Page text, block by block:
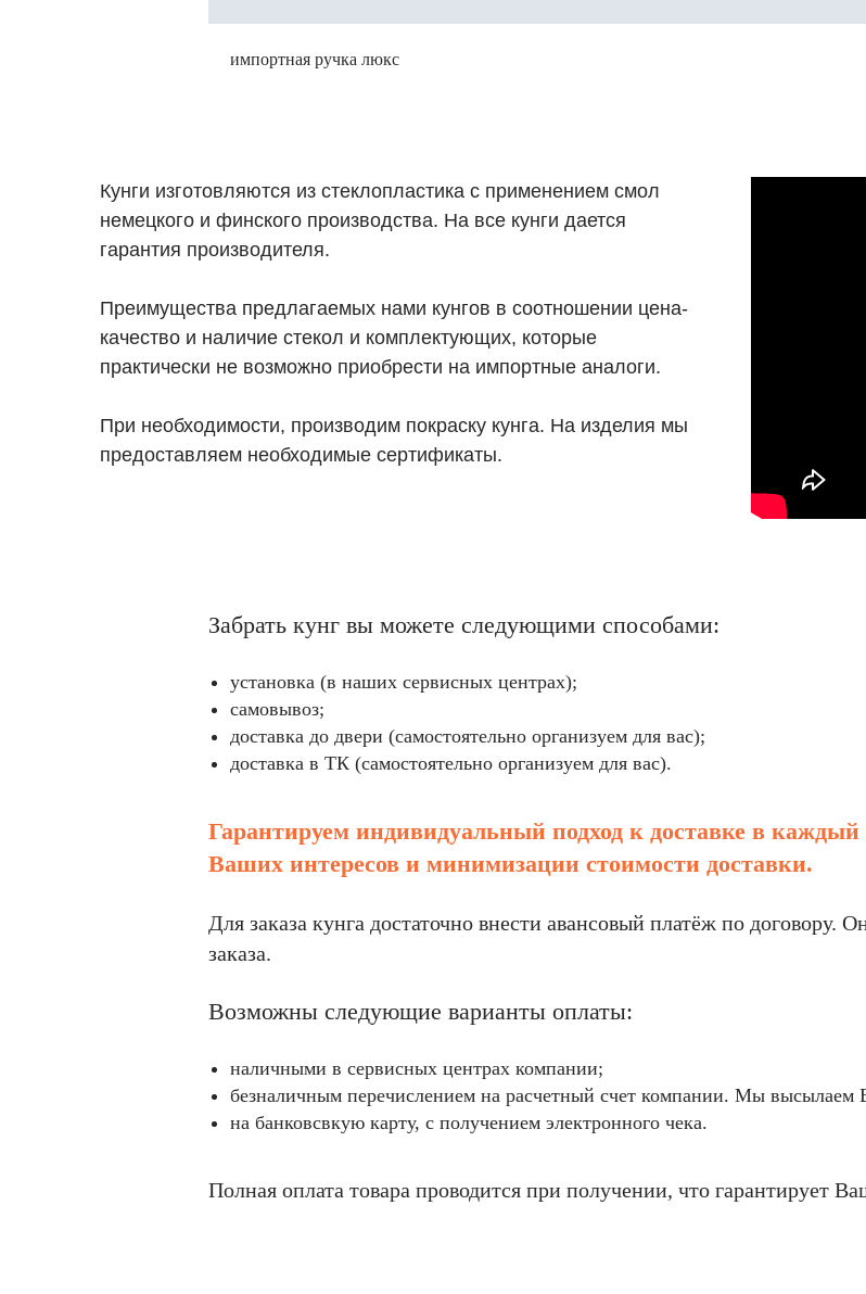
импортная ручка люкс
Кунги изготовляются из стеклопластика с применением смол
немецкого и финского производства. На все кунги дается
гарантия производителя.
Преимущества предлагаемых нами кунгов в соотношении цена-
качество и наличие стекол и комплектующих, которые
практически не возможно приобрести на импортные аналоги.
При необходимости, производим покраску кунга. На изделия мы
предоставляем необходимые сертификаты.
Забрать кунг вы можете следующими способами:
установка (в наших сервисных центрах);
самовывоз;
доставка до двери (самостоятельно организуем для вас);
доставка в ТК (самостоятельно организуем для вас).
Гарантируем индивидуальный подход к доставке в
Ваших интересов и минимизации стоимости доставки.
Для заказа кунга достаточно внести авансовый платёж по договору.
заказа.
Возможны следующие варианты оплаты:
наличными в сервисных центрах компании;
безналичным перечислением на расчетный счет компании. Мы высылаем
на банковсвкую карту, с получением электронного чека.
Полная оплата товара проводится при получении, что гарантирует